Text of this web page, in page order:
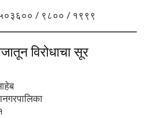
/ ९८०० / १९९९
विरोधाचा सूर